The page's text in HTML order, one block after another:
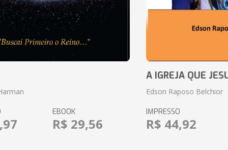
EBOOK
R$ 29,56
A IGREJA QUE
Edson Raposo Belchior
IMPRESSO
R$ 44,92